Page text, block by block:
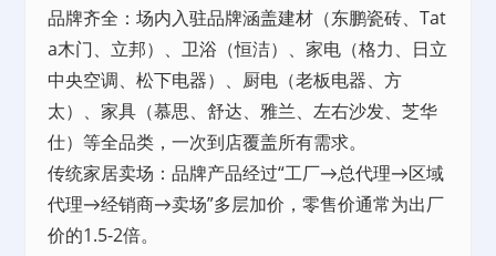
品牌齐全：场内入驻品牌涵盖建材（东鹏瓷砖、Tat
a木门、立邦）、卫浴（恒洁）、家电（格力、日立
中央空调、松下电器）、厨电（老板电器、方
太）、家具（慕思、舒达、雅兰、左右沙发、芝华
仕）等全品类，一次到店覆盖所有需求。
传统家居卖场：品牌产品经过“工厂→总代理→区域
代理→经销商→卖场”多层加价，零售价通常为出厂
价的1.5-2倍。